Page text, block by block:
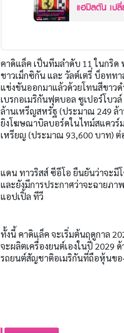
แฮมิลตัน เป
คาดิแล็ค เป็นทีมลำดับ 11ในกริด
ชาวเม็กซิกัน และ วัลต์เตรี่ บ็อทท
แข่งขันออกมาแล้วด้วยโทนสีขาว
เบรกอเมริกันฟุตบอล ซูเปอร์โบ
ล้านเหรีญสหรัฐ (ประมาณ 249 ล้
ยิงโฆษณาบิลบอร์ดในไทม์สแควร์
เหรียญ (ประมาณ 93,600 บาท) ต่
แดน ทาวริสส์ ซีอีโอ ยืนยันว่าจะมี
และยังมีการประกาศว่าจะฉายภา
แอปเปิ้ล ทีวี
ทั้งนี้ คาดิแล็ค จะเริ่มต้นฤดูกาล
จะผลิตเครื่องยนต์เองในปี 2029 ด้
รถยนต์สัญชาติอเมริกันที่ถือหุ้นขอ